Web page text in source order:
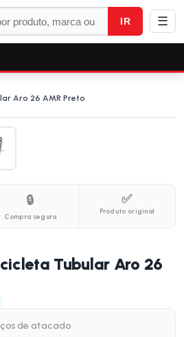
IR ☰
Aro 26 AMR Preto
🔒
Compra segura
✅
Produto original
Tubular Aro 26
de atacado